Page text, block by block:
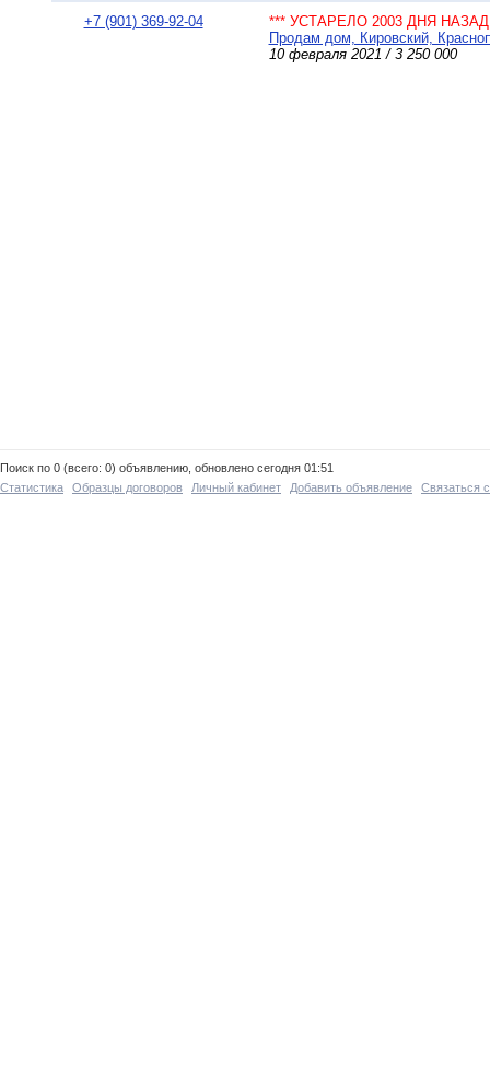
+7 (901) 369-92-04
*** УСТАРЕЛО 2003 ДНЯ НАЗАД
Продам дом, Кировский,
10 февраля 2021 / 3 250 000
Поиск по 0 (всего: 0) объявлению, обновлено сегодня 01:51
Статистика
Образцы договоров Личный кабинет Добавить объявление Связаться